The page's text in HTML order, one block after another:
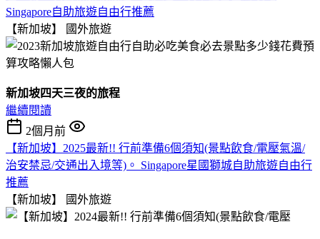
Singapore自助旅遊自由行推薦
【新加坡】
國外旅遊
新加坡四天三夜的旅程
繼續閱讀
2個月前
【新加坡】2025最新!! 行前準備6個須知(景點飲食/電壓氣溫/
治安禁忌/交通出入境等)。 Singapore星國獅城自助旅遊自由行
推薦
【新加坡】
國外旅遊